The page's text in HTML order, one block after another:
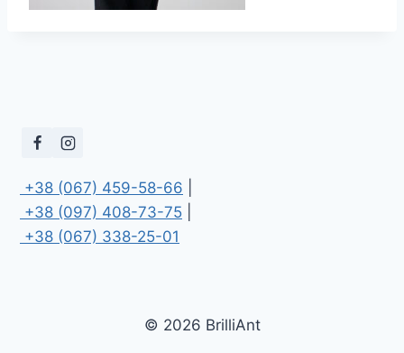
+38 (067) 459-58-66
+38 (097) 408-73-75
+38 (067) 338-25-01
© 2026 BrilliAnt